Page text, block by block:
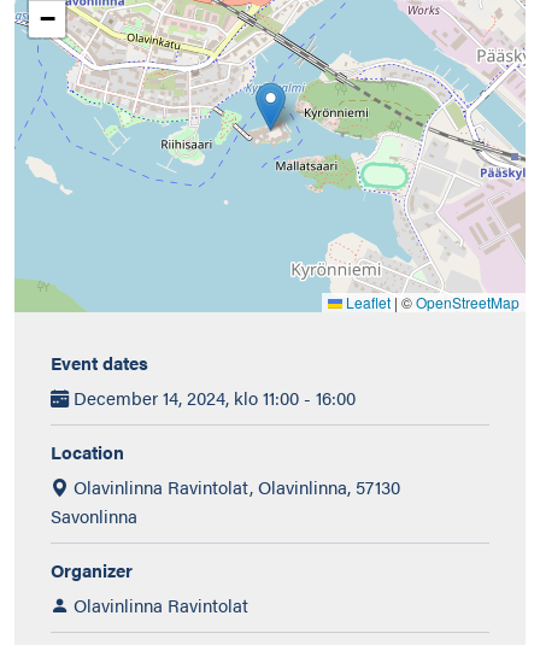
−
Leaflet | ©OpenStreetMap
Event dates
December 14, 2024, klo 11:00 - 16:00
Location
Olavinlinna Ravintolat, Olavinlinna, 57130
Savonlinna
Organizer
Olavinlinna Ravintolat